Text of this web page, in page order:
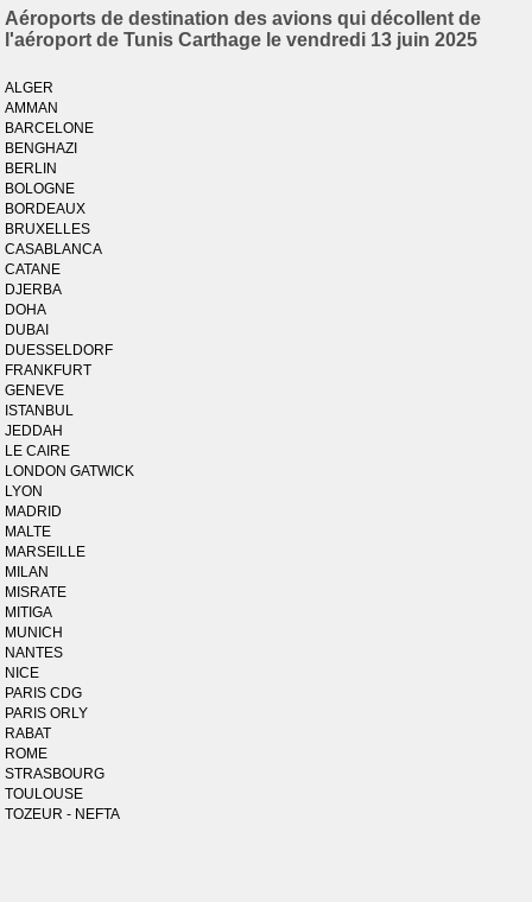
Aéroports de destination des avions qui décollent de
l'aéroport de Tunis Carthage le vendredi 13 juin 2025
ALGER
AMMAN
BARCELONE
BENGHAZI
BERLIN
BOLOGNE
BORDEAUX
BRUXELLES
CASABLANCA
CATANE
DJERBA
DOHA
DUBAI
DUESSELDORF
FRANKFURT
GENEVE
ISTANBUL
JEDDAH
LE CAIRE
LONDON GATWICK
LYON
MADRID
MALTE
MARSEILLE
MILAN
MISRATE
MITIGA
MUNICH
NANTES
NICE
PARIS CDG
PARIS ORLY
RABAT
ROME
STRASBOURG
TOULOUSE
TOZEUR - NEFTA